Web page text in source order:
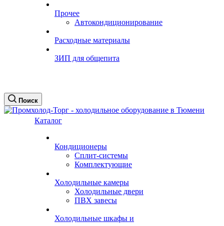
Прочее
Автокондиционирование
Расходные материалы
ЗИП для общепита
Поиск
Каталог
Кондиционеры
Сплит-системы
Комплектующие
Холодильные камеры
Холодильные двери
ПВХ завесы
Холодильные шкафы и